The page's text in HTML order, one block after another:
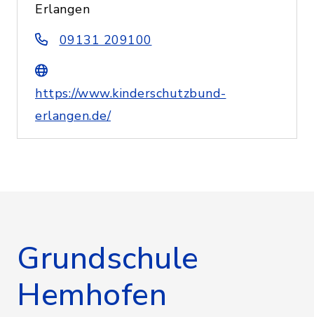
Erlangen
09131 209100
https://www.kinderschutzbund-
erlangen.de/
Grundschule
Hemhofen